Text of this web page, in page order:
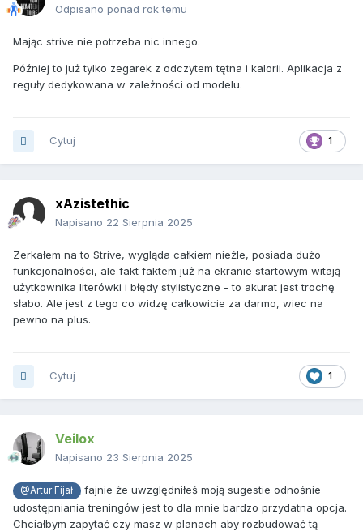
Odpisano ponad rok temu
Mając strive nie potrzeba nic innego.
Później to już tylko zegarek z odczytem tętna i kalorii. Aplikacja z
reguły dedykowana w zależności od modelu.
1
Cytuj
xAzistethic
Napisano 22 Sierpnia 2025
Zerkałem na to Strive, wygląda całkiem nieźle, posiada dużo
funkcjonalności, ale fakt faktem już na ekranie startowym witają
użytkownika literówki i błędy stylistyczne - to akurat jest trochę
słabo. Ale jest z tego co widzę całkowicie za darmo, wiec na
pewno na plus.
1
Cytuj
Veilox
Napisano 23 Sierpnia 2025
@Artur Fijał
fajnie że uwzględniłeś moją sugestie odnośnie
udostępniania treningów jest to dla mnie bardzo przydatna opcja.
Chciałbym zapytać czy masz w planach aby rozbudować tą